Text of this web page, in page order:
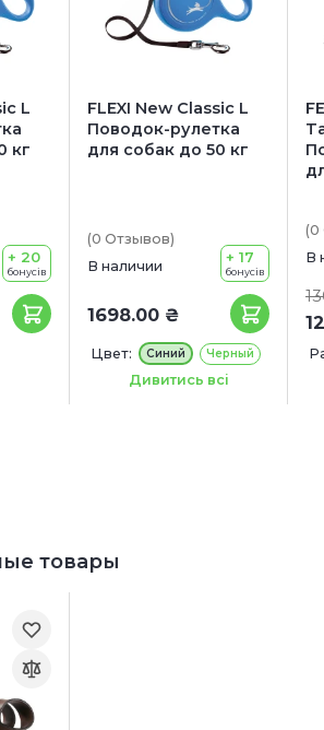
L
кг
+ 20
бонусів
FLEXI New Classic L
Поводок-рулетка
для собак до 50 кг
(0 Отзывов)
В наличии
1698.00 ₴
+ 17
бонусів
Цвет: Синий Черный
Длина: 8 м
Дивитись всі
(0
В
товары